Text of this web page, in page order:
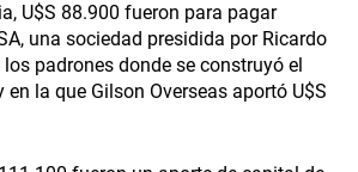
U$S 88.900 fueron para pagar
una sociedad presidida por Ricardo
padrones donde se construyó el
en la que Gilson Overseas aportó U$S